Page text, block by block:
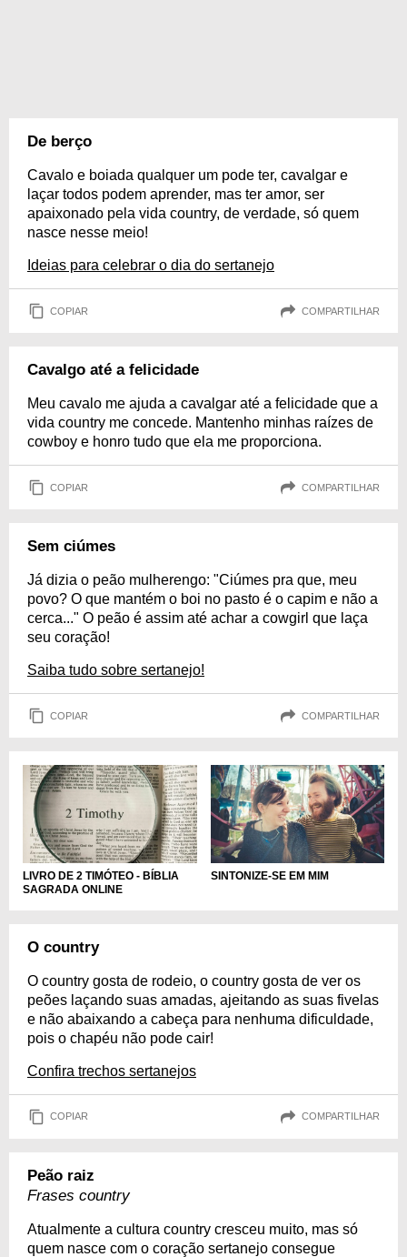
De berço
Cavalo e boiada qualquer um pode ter, cavalgar e
laçar todos podem aprender, mas ter amor, ser
apaixonado pela vida country, de verdade, só quem
nasce nesse meio!
Ideias para celebrar o dia do sertanejo
COPIAR COMPARTILHAR
Cavalgo até a felicidade
Meu cavalo me ajuda a cavalgar até a felicidade que a
vida country me concede. Mantenho minhas raízes de
cowboy e honro tudo que ela me proporciona.
COPIAR COMPARTILHAR
Sem ciúmes
Já dizia o peão mulherengo: "Ciúmes pra que, meu
povo? O que mantém o boi no pasto é o capim e não a
cerca..." O peão é assim até achar a cowgirl que laça
seu coração!
Saiba tudo sobre sertanejo!
COPIAR COMPARTILHAR
LIVRO DE 2 TIMÓTEO - BÍBLIA
SAGRADA ONLINE
SINTONIZE-SE EM MIM
O country
O country gosta de rodeio, o country gosta de ver os
peões laçando suas amadas, ajeitando as suas fivelas
e não abaixando a cabeça para nenhuma dificuldade,
pois o chapéu não pode cair!
Confira trechos sertanejos
COPIAR COMPARTILHAR
Peão raiz
Frases country
Atualmente a cultura country cresceu muito, mas só
quem nasce com o coração sertanejo consegue